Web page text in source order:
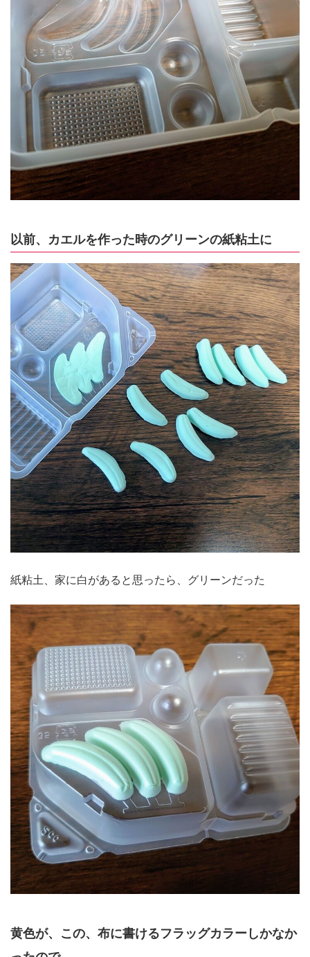
以前、カエルを作った時のグリーンの紙粘土に
紙粘土、家に白があると思ったら、グリーンだった
黄色が、この、布に書けるフラッグカラーしかなか